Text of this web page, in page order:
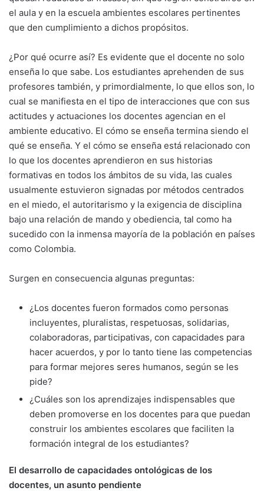
el aula y en la escuela ambientes escolares pertinentes
que den cumplimiento a dichos propósitos.
¿Por qué ocurre así? Es evidente que el docente no solo
enseña lo que sabe. Los estudiantes aprehenden de sus
profesores también, y primordialmente, lo que ellos son, lo
cual se manifiesta en el tipo de interacciones que con sus
actitudes y actuaciones los docentes agencian en el
ambiente educativo. El cómo se enseña termina siendo el
qué se enseña. Y el cómo se enseña está relacionado con
lo que los docentes aprendieron en sus historias
formativas en todos los ámbitos de su vida, las cuales
usualmente estuvieron signadas por métodos centrados
en el miedo, el autoritarismo y la exigencia de disciplina
bajo una relación de mando y obediencia, tal como ha
sucedido con la inmensa mayoría de la población en países
como Colombia.
Surgen en consecuencia algunas preguntas:
¿Los docentes fueron formados como personas
incluyentes, pluralistas, respetuosas, solidarias,
colaboradoras, participativas, con capacidades para
hacer acuerdos, y por lo tanto tiene las competencias
para formar mejores seres humanos, según se les
pide?
¿Cuáles son los aprendizajes indispensables que
deben promoverse en los docentes para que puedan
construir los ambientes escolares que faciliten la
formación integral de los estudiantes?
El desarrollo de capacidades ontológicas de los
docentes, un asunto pendiente